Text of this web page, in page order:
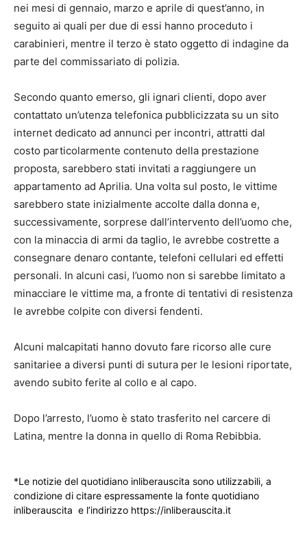
nei mesi di gennaio, marzo e aprile di quest’anno, in
seguito ai quali per due di essi hanno proceduto i
carabinieri, mentre il terzo è stato oggetto di indagine da
parte del commissariato di polizia.
Secondo quanto emerso, gli ignari clienti, dopo aver
contattato un’utenza telefonica pubblicizzata su un sito
internet dedicato ad annunci per incontri, attratti dal
costo particolarmente contenuto della prestazione
proposta, sarebbero stati invitati a raggiungere un
appartamento ad Aprilia. Una volta sul posto, le vittime
sarebbero state inizialmente accolte dalla donna e,
successivamente, sorprese dall’intervento dell’uomo che,
con la minaccia di armi da taglio, le avrebbe costrette a
consegnare denaro contante, telefoni cellulari ed effetti
personali. In alcuni casi, l’uomo non si sarebbe limitato a
minacciare le vittime ma, a fronte di tentativi di resistenza
le avrebbe colpite con diversi fendenti.
Alcuni malcapitati hanno dovuto fare ricorso alle cure
sanitariee a diversi punti di sutura per le lesioni riportate,
avendo subito ferite al collo e al capo.
Dopo l’arresto, l’uomo è stato trasferito nel carcere di
Latina, mentre la donna in quello di Roma Rebibbia.
*Le notizie del quotidiano inliberauscita sono utilizzabili, a
condizione di citare espressamente la fonte quotidiano
inliberauscita e l’indirizzo https://inliberauscita.it